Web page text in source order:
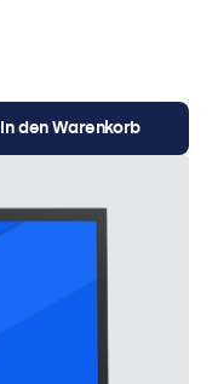
In den Warenkorb